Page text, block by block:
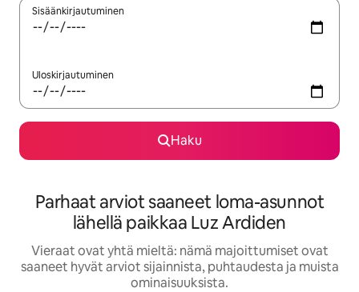
Sisäänkirjautuminen
Uloskirjautuminen
Haku
Parhaat arviot saaneet loma-asunnot
lähellä paikkaa Luz Ardiden
Vieraat ovat yhtä mieltä: nämä majoittumiset ovat
saaneet hyvät arviot sijainnista, puhtaudesta ja muista
ominaisuuksista.